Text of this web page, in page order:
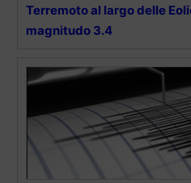
Terremoto al largo delle
magnitudo 3.4